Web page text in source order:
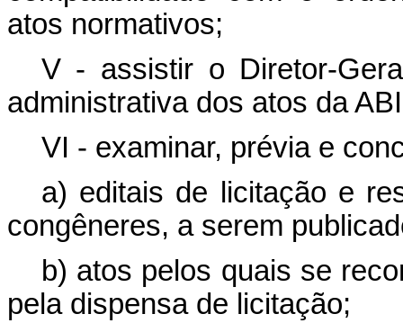
atos normativos;
V - assistir o Diretor-
administrativa dos atos da
VI - examinar, prévia e
a) editais de licitação e
congêneres, a serem
b) atos pelos quais se
pela dispensa de licitação;